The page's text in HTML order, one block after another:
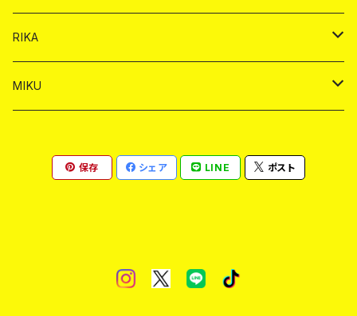
ヤードグラス
ショット
シャンパン
ヤードグラス
チェキ
シャンパン
ショット
ヤードグラス
バイカ
チェキ
ドリンク
シャンパン
バイカ
RIKA
ドリンク
MIKU
シャンパン
保存 シェア LINE ポスト